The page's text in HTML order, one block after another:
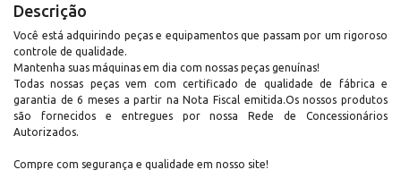
Descrição
Você está adquirindo peças e equipamentos que passam por um rigoroso
controle de qualidade.
Mantenha suas máquinas em dia com nossas peças genuínas!
Todas nossas peças vem com certificado de qualidade de fábrica e
garantia de 6 meses a partir na Nota Fiscal emitida.Os nossos produtos
são fornecidos e entregues por nossa Rede de Concessionários
Autorizados.
Compre com segurança e qualidade em nosso site!